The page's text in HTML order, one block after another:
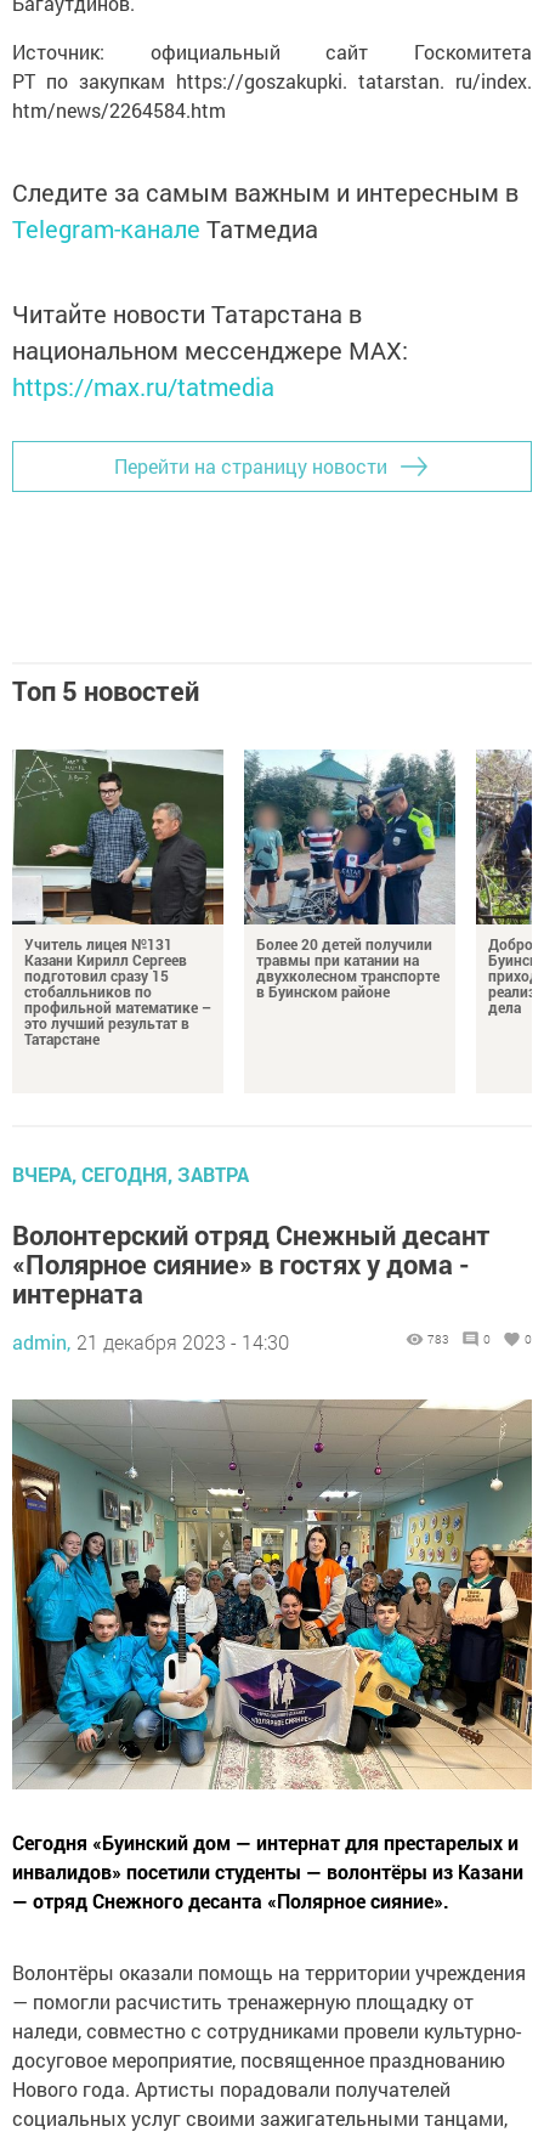
Источник: официальный сайт Госкомитета
РТ по закупкам https://goszakupki. tatarstan. ru/index.
htm/news/2264584.htm
Следите за самым важным и интересным в
Telegram-канале Татмедиа
Читайте новости Татарстана в
национальном мессенджере MАХ:
https://max.ru/tatmedia
Перейти на страницу новости
Топ 5 новостей
Учитель лицея №131
Казани Кирилл Сергеев
подготовил сразу 15
стобалльников по
профильной математике –
это лучший результат в
Татарстане
Более 20 детей получили
травмы при катании на
двухколесном транспорте
в Буинском районе
Добро
приход
дела
ВЧЕРА, СЕГОДНЯ, ЗАВТРА
Волонтерский отряд Снежный десант
«Полярное сияние» в гостях у дома -
интерната
admin, 21 декабря 2023 - 14:30 783 0 0
Сегодня «Буинский дом — интернат для престарелых и
инвалидов» посетили студенты — волонтёры из Казани
— отряд Снежного десанта «Полярное сияние».
Волонтёры оказали помощь на территории учреждения
— помогли расчистить тренажерную площадку от
наледи, совместно с сотрудниками провели культурно-
досуговое мероприятие, посвященное празднованию
Нового года. Артисты порадовали получателей
социальных услуг своими зажигательными танцами,